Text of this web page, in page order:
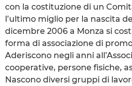
con la costituzione di un
l’ultimo miglio per la nascita
dicembre 2006 a Monza si
forma di associazione di
Aderiscono negli anni
cooperative, persone fisiche,
Nascono diversi gruppi di